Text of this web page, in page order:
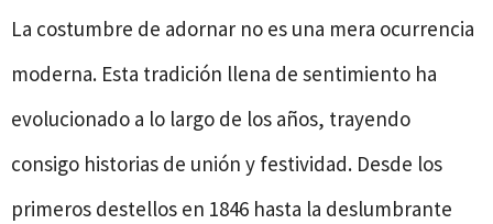
La costumbre de adornar no es una mera ocurrencia
moderna. Esta tradición llena de sentimiento ha
evolucionado a lo largo de los años, trayendo
consigo historias de unión y festividad. Desde los
primeros destellos en 1846 hasta la deslumbrante